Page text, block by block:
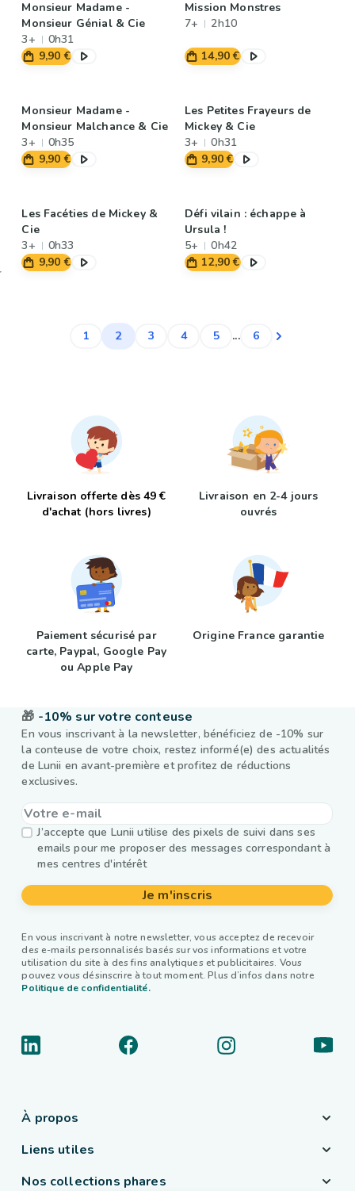
Monsieur Madame -
Monsieur Génial & Cie
3+
0h31
9,90 €
Mission Monstres
7+
2h10
14,90 €
Monsieur Madame -
Monsieur Malchance & Cie
3+
0h35
9,90 €
Les Petites Frayeurs de
Mickey & Cie
3+
0h31
9,90 €
Les Facéties de Mickey &
Cie
3+
0h33
9,90 €
Défi vilain : échappe à
Ursula !
5+
0h42
12,90 €
1 2 3 4 5 ... 6
Livraison offerte dès 49 €
d'achat (hors livres)
Livraison en 2-4 jours
ouvrés
Paiement sécurisé par
carte, Paypal, Google Pay
ou Apple Pay
Origine France garantie
🎁 -10% sur votre conteuse
En vous inscrivant à la newsletter, bénéficiez de -10% sur
la conteuse de votre choix, restez informé(e) des actualités
de Lunii en avant-première et profitez de réductions
exclusives.
J’accepte que Lunii utilise des pixels de suivi dans ses
emails pour me proposer des messages correspondant à
mes centres d'intérêt
Je m'inscris
En vous inscrivant à notre newsletter, vous acceptez de recevoir
des e-mails personnalisés basés sur vos informations et votre
utilisation du site à des fins analytiques et publicitaires. Vous
pouvez vous désinscrire à tout moment. Plus d’infos dans notre
Politique de confidentialité.
À propos
Liens utiles
Nos collections phares